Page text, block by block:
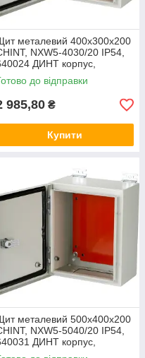
металевий 400x300x200
NXW5-4030/20 IP54,
ДИНТ корпус,
оболонка, бокс,
до відправки
985,80 ₴
Купити
металевий 500x400x200
NXW5-5040/20 IP54,
ДИНТ корпус,
оболонка, бокс,